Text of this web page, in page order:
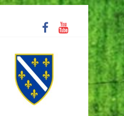
mjesta